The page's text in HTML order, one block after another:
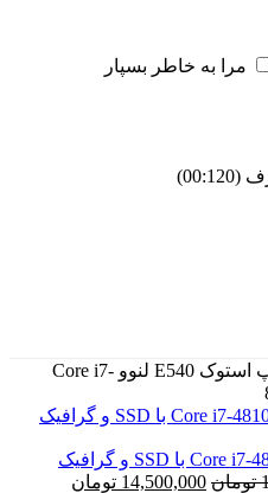
مرا به خاطر بسپار
(00:
120
)
لپ‌تاپ استوک E540 لنوو Core i7-
لپ‌تاپ استوک M4800 دل Core i7-4810MQ با SSD و گرافیک
تومان قیمت
14,500,000 تومان